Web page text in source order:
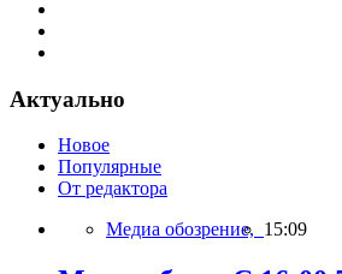
Актуально
Новое
Популярные
От редактора
Медиа обозрение, 15:09